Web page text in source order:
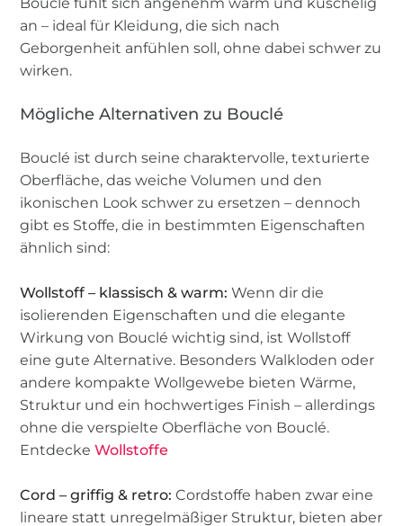
an – ideal für Kleidung, die sich nach
Geborgenheit anfühlen soll, ohne dabei schwer zu
wirken.
Mögliche Alternativen zu Bouclé
Bouclé ist durch seine charaktervolle, texturierte
Oberfläche, das weiche Volumen und den
ikonischen Look schwer zu ersetzen – dennoch
gibt es Stoffe, die in bestimmten Eigenschaften
ähnlich sind:
Wollstoff – klassisch & warm: Wenn dir die
isolierenden Eigenschaften und die elegante
Wirkung von Bouclé wichtig sind, ist Wollstoff
eine gute Alternative. Besonders Walkloden oder
andere kompakte Wollgewebe bieten Wärme,
Struktur und ein hochwertiges Finish – allerdings
ohne die verspielte Oberfläche von Bouclé.
EntdeckeWollstoffe
Cord – griffig & retro: Cordstoffe haben zwar eine
lineare statt unregelmäßiger Struktur, bieten aber